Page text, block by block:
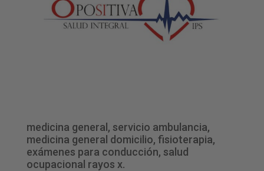
medicina general, servicio ambulancia,
medicina general domicilio, fisioterapia,
exámenes para conducción, salud
ocupacional rayos x.